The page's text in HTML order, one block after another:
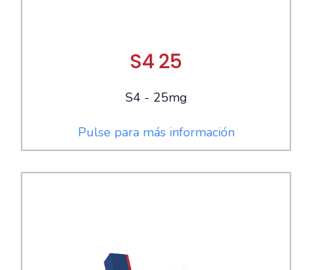
S4 25
S4 - 25mg
Pulse para más información